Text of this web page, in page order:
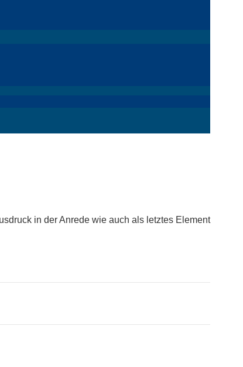
in der Anrede wie auch als letztes Element